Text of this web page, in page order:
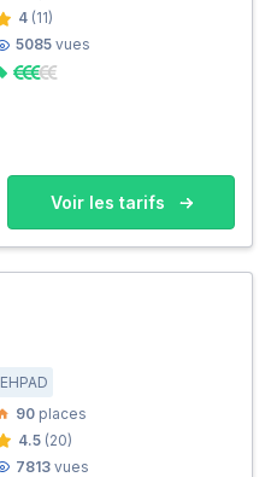
4 (11)
5085 vues
Voir les tarifs
EHPAD
90 places
4.5 (20)
7813 vues